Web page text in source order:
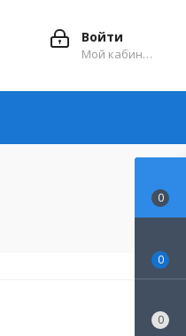
Войти
Мой кабинет
0
0
0